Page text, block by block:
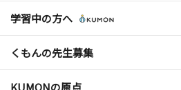
学習中の方へ
くもんの先生募集
KUMONの原点